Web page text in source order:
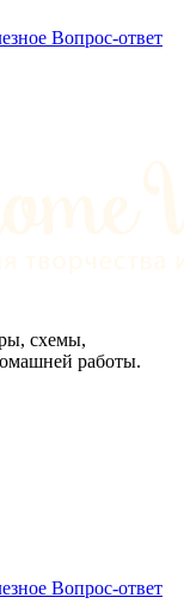
Вопрос-ответ
схемы,
работы.
Вопрос-ответ